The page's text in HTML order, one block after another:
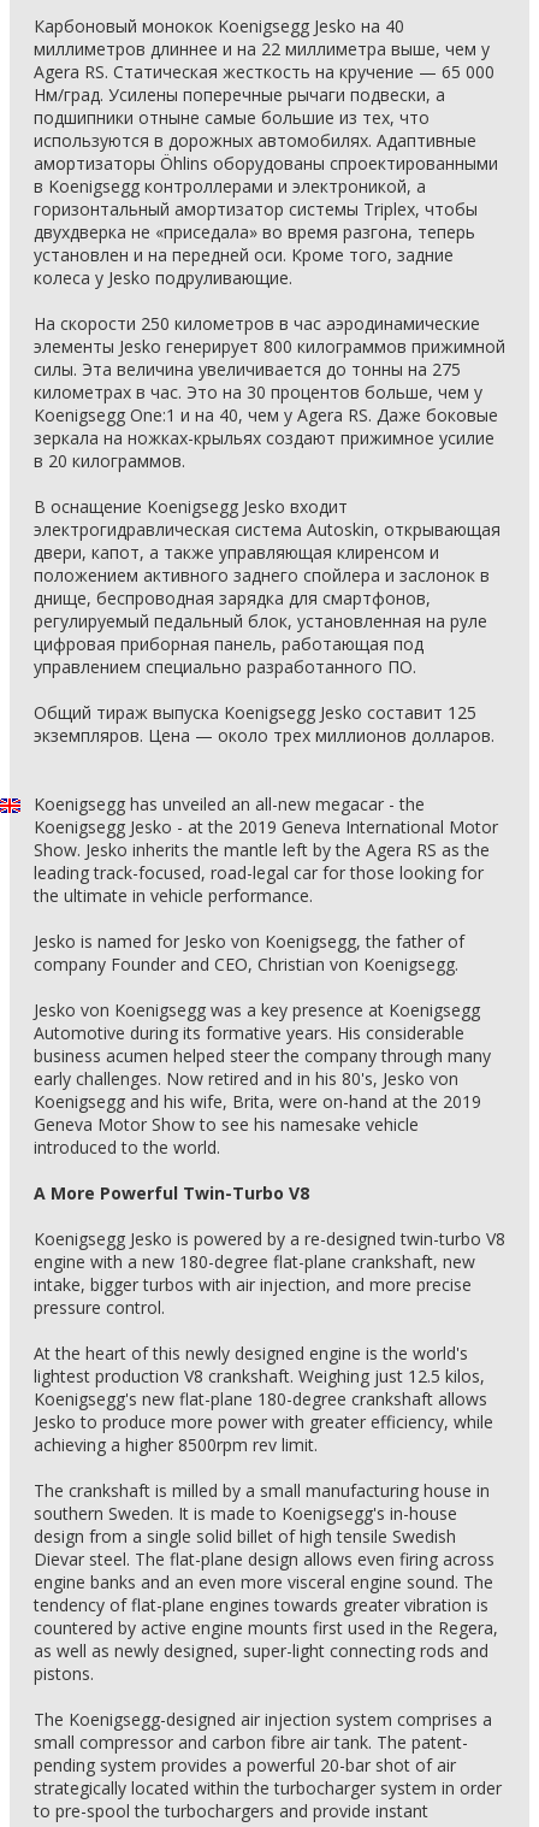
Карбоновый монокок Koenigsegg Jesko на 40
миллиметров длиннее и на 22 миллиметра выше, чем у
Agera RS. Статическая жесткость на кручение — 65 000
Нм/град. Усилены поперечные рычаги подвески, а
подшипники отныне самые большие из тех, что
используются в дорожных автомобилях. Адаптивные
амортизаторы Öhlins оборудованы спроектированными
в Koenigsegg контроллерами и электроникой, а
горизонтальный амортизатор системы Triplex, чтобы
двухдверка не «приседала» во время разгона, теперь
установлен и на передней оси. Кроме того, задние
колеса у Jesko подруливающие.
На скорости 250 километров в час аэродинамические
элементы Jesko генерирует 800 килограммов прижимной
силы. Эта величина увеличивается до тонны на 275
километрах в час. Это на 30 процентов больше, чем у
Koenigsegg One:1 и на 40, чем у Agera RS. Даже боковые
зеркала на ножках-крыльях создают прижимное усилие
в 20 килограммов.
В оснащение Koenigsegg Jesko входит
электрогидравлическая система Autoskin, открывающая
двери, капот, а также управляющая клиренсом и
положением активного заднего спойлера и заслонок в
днище, беспроводная зарядка для смартфонов,
регулируемый педальный блок, установленная на руле
цифровая приборная панель, работающая под
управлением специально разработанного ПО.
Общий тираж выпуска Koenigsegg Jesko составит 125
экземпляров. Цена — около трех миллионов долларов.
Koenigsegg has unveiled an all-new megacar - the
Koenigsegg Jesko - at the 2019 Geneva International Motor
Show. Jesko inherits the mantle left by the Agera RS as the
leading track-focused, road-legal car for those looking for
the ultimate in vehicle performance.
Jesko is named for Jesko von Koenigsegg, the father of
company Founder and CEO, Christian von Koenigsegg.
Jesko von Koenigsegg was a key presence at Koenigsegg
Automotive during its formative years. His considerable
business acumen helped steer the company through many
early challenges. Now retired and in his 80's, Jesko von
Koenigsegg and his wife, Brita, were on-hand at the 2019
Geneva Motor Show to see his namesake vehicle
introduced to the world.
A More Powerful Twin-Turbo V8
Koenigsegg Jesko is powered by a re-designed twin-turbo V8
engine with a new 180-degree flat-plane crankshaft, new
intake, bigger turbos with air injection, and more precise
pressure control.
At the heart of this newly designed engine is the world's
lightest production V8 crankshaft. Weighing just 12.5 kilos,
Koenigsegg's new flat-plane 180-degree crankshaft allows
Jesko to produce more power with greater efficiency, while
achieving a higher 8500rpm rev limit.
The crankshaft is milled by a small manufacturing house in
southern Sweden. It is made to Koenigsegg's in-house
design from a single solid billet of high tensile Swedish
Dievar steel. The flat-plane design allows even firing across
engine banks and an even more visceral engine sound. The
tendency of flat-plane engines towards greater vibration is
countered by active engine mounts first used in the Regera,
as well as newly designed, super-light connecting rods and
pistons.
The Koenigsegg-designed air injection system comprises a
small compressor and carbon fibre air tank. The patent-
pending system provides a powerful 20-bar shot of air
strategically located within the turbocharger system in order
to pre-spool the turbochargers and provide instant